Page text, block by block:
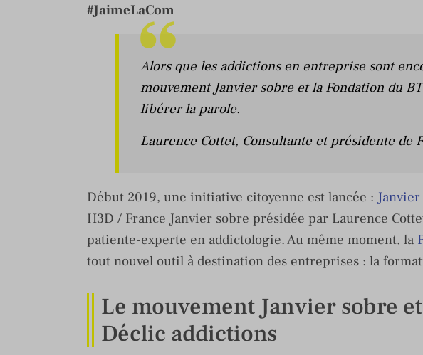
#JaimeLaCom
Alors que les addictions en entreprise sont
mouvement Janvier sobre et la Fondation du
libérer la parole.
Laurence Cottet, Consultante et présidente de
Début 2019, une initiative citoyenne est lancée :
H3D / France Janvier sobre présidée par Laurence
patiente-experte en addictologie. Au même moment, la
tout nouvel outil à destination des entreprises : la
Le mouvement Janvier sobre
Déclic addictions